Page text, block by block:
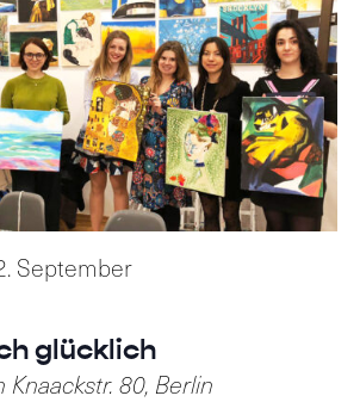
September
glücklich
Knaackstr. 80, Berlin